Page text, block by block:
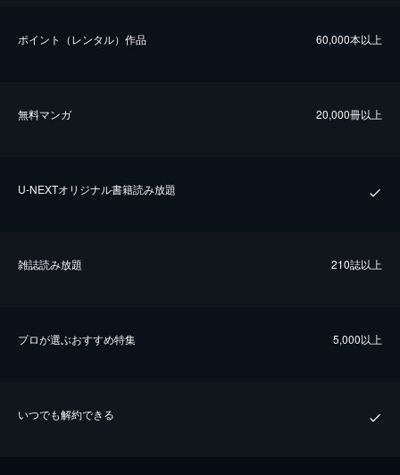
ポイント（レンタル）作品 60,000本以上
無料マンガ 20,000冊以上
U-NEXTオリジナル書籍読み放題
雑誌読み放題 210誌以上
プロが選ぶおすすめ特集 5,000以上
いつでも解約できる